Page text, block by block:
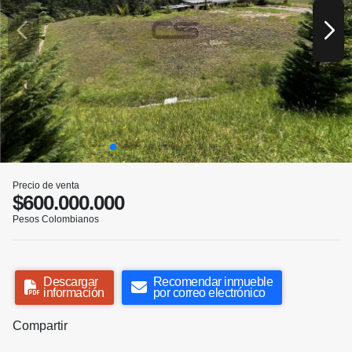
Precio de venta
$600.000.000
Pesos Colombianos
Descargar
información
Recomendar inmueble
por correo electrónico
Compartir